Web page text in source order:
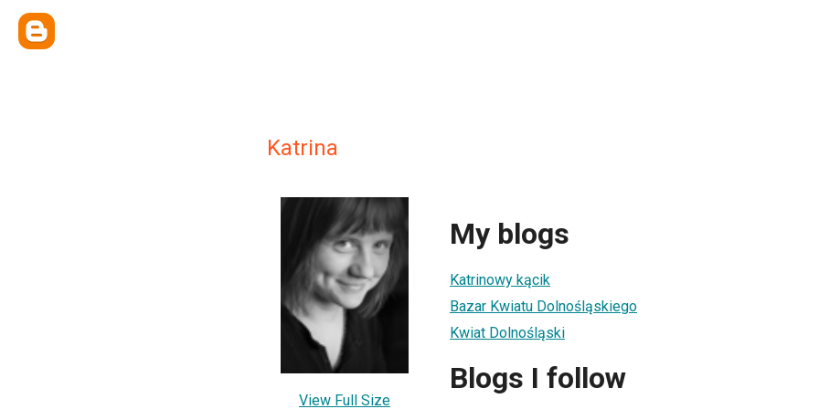
Katrina
View Full Size
My blogs
Katrinowy kącik
Bazar Kwiatu Dolnośląskiego
Kwiat Dolnośląski
Blogs I follow